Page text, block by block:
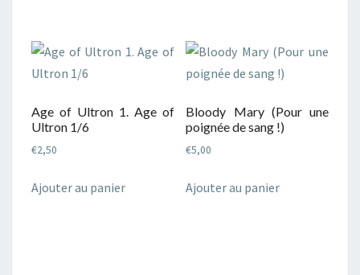
Age of Ultron 1. Age of
Ultron 1/6
€2,50
Ajouter au panier
Bloody Mary (Pour une
poignée de sang !)
€5,00
Ajouter au panier